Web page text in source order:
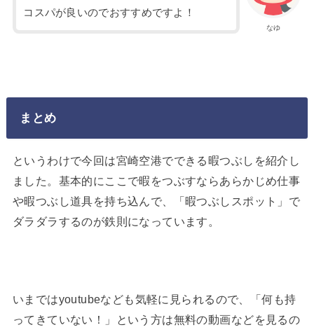
なゆ
コスパが良いのでおすすめですよ！
まとめ
というわけで今回は宮崎空港でできる暇つぶしを紹介し
ました。基本的にここで暇をつぶすならあらかじめ仕事
や暇つぶし道具を持ち込んで、「暇つぶしスポット」で
ダラダラするのが鉄則になっています。
いまではyoutubeなども気軽に見られるので、「何も持
ってきていない！」という方は無料の動画などを見るの